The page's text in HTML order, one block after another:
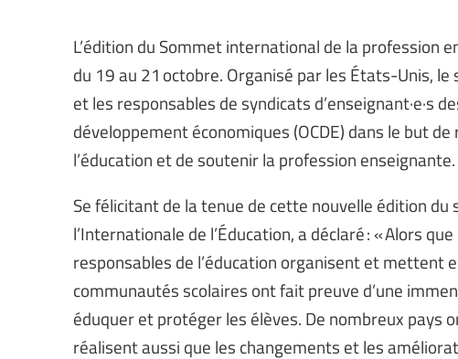
L’édition du Sommet international de la profession
du 19 au 21 octobre. Organisé par les États-Unis,
et les responsables de syndicats d’enseignant·e·s
développement économiques (OCDE) dans le but
l’éducation et de soutenir la profession enseignante.
Se félicitant de la tenue de cette nouvelle édition
l’Internationale de l’Éducation, a déclaré : « Alors
responsables de l’éducation organisent et mettent
communautés scolaires ont fait preuve d’une
éduquer et protéger les élèves. De nombreux pays
réalisent aussi que les changements et les